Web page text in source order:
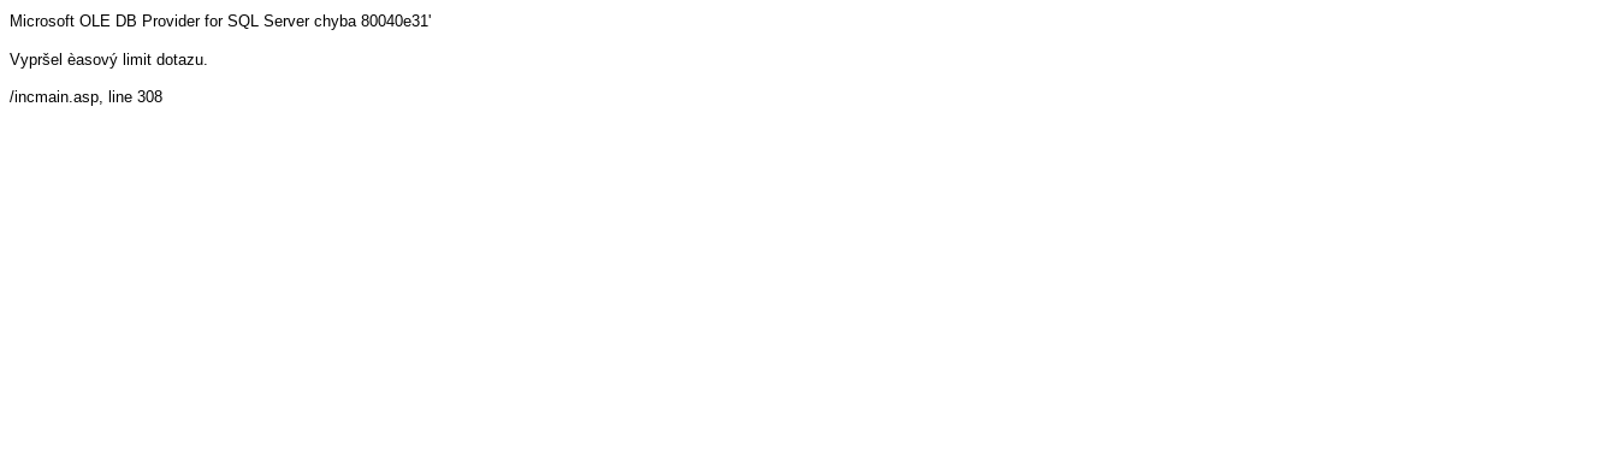
Microsoft OLE DB Provider for SQL Server chyba 80040e31'
Vypršel èasový limit dotazu.
/incmain.asp, line 308